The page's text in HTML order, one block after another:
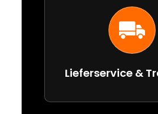
Lieferservice &